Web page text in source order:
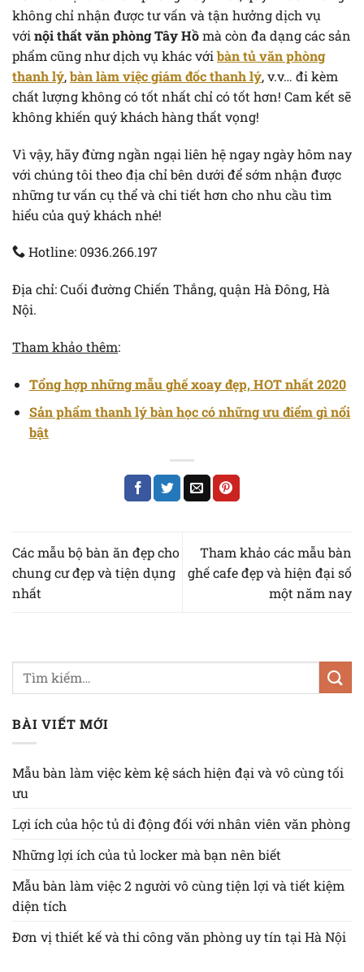
không chỉ nhận được tư vấn và tận hưởng dịch vụ
với nội thất văn phòng Tây Hồmà còn đa dạng các sản
phẩm cũng như dịch vụ khác vớibàn tủ văn phòng
thanh lý,bàn làm việc giám đốc thanh lý, v.v… đi kèm
chất lượng không có tốt nhất chỉ có tốt hơn! Cam kết sẽ
không khiến quý khách hàng thất vọng!
Vì vậy, hãy đừng ngần ngại liên hệ ngay ngày hôm nay
với chúng tôi theo địa chỉ bên dưới để sớm nhận được
những tư vấn cụ thể và chi tiết hơn cho nhu cầu tìm
hiểu của quý khách nhé!
Hotline: 0936.266.197
Địa chỉ: Cuối đường Chiến Thắng, quận Hà Đông, Hà
Nội.
Tham khảo thêm:
Tổng hợp những mẫu ghế xoay đẹp, HOT nhất 2020
Sản phẩm thanh lý bàn học có những ưu điểm gì nổi
bật
Các mẫu bộ bàn ăn đẹp cho
chung cư đẹp và tiện dụng
nhất
Tham khảo các mẫu bàn
ghế cafe đẹp và hiện đại số
một năm nay
BÀI VIẾT MỚI
Mẫu bàn làm việc kèm kệ sách hiện đại và vô cùng tối
ưu
Lợi ích của hộc tủ di động đối với nhân viên văn phòng
Những lợi ích của tủ locker mà bạn nên biết
Mẫu bàn làm việc 2 người vô cùng tiện lợi và tiết kiệm
diện tích
Đơn vị thiết kế và thi công văn phòng uy tín tại Hà Nội